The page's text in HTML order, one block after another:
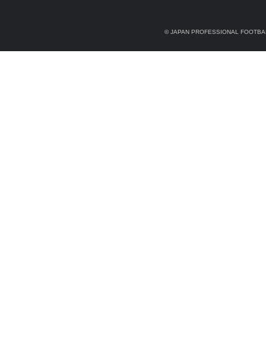
© JAPAN PROFESSIONAL